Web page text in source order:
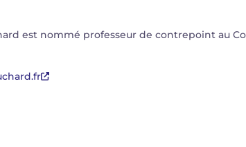
est nommé professeur de contrepoint au